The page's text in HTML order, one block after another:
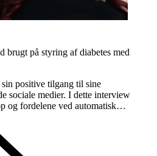
brugt på styring af diabetes med
positive tilgang til sine
sociale medier. I dette interview
og fordelene ved automatisk